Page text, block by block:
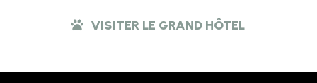
VISITER LE GRAND HÔTEL